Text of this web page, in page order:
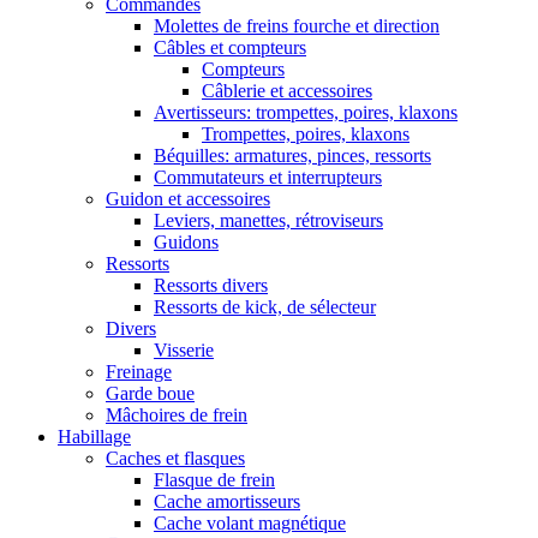
Commandes
Molettes de freins fourche et direction
Câbles et compteurs
Compteurs
Câblerie et accessoires
Avertisseurs: trompettes, poires, klaxons
Trompettes, poires, klaxons
Béquilles: armatures, pinces, ressorts
Commutateurs et interrupteurs
Guidon et accessoires
Leviers, manettes, rétroviseurs
Guidons
Ressorts
Ressorts divers
Ressorts de kick, de sélecteur
Divers
Visserie
Freinage
Garde boue
Mâchoires de frein
Habillage
Caches et flasques
Flasque de frein
Cache amortisseurs
Cache volant magnétique